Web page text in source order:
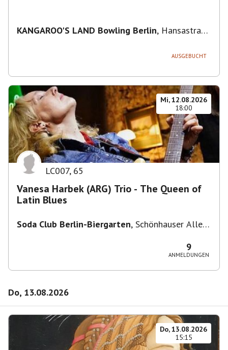
KANGAROO'S LAND Bowling Berlin, Hansastraße
AUSGEBUCHT
Mi, 12.08.2026
18:00
LC007, 65
Vanesa Harbek (ARG) Trio - The Queen of
Latin Blues
Soda Club Berlin-Biergarten, Schönhauser Allee
9
ANMELDUNGEN
Do, 13.08.2026
Do, 13.08.2026
15:15